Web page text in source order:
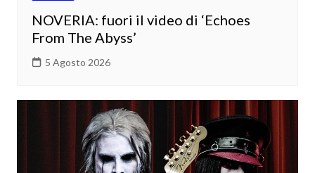
NOVERIA: fuori il video di ‘Echoes
From The Abyss’
5 Agosto 2026